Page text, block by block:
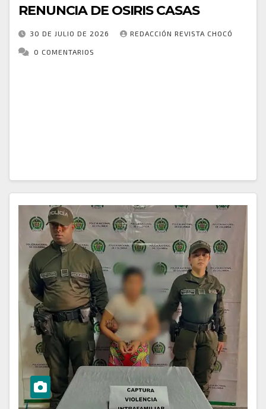
RENUNCIA DE OSIRIS CASAS
30 DE JULIO DE 2026 REDACCIÓN REVISTA CHOCÓ
0 COMENTARIOS